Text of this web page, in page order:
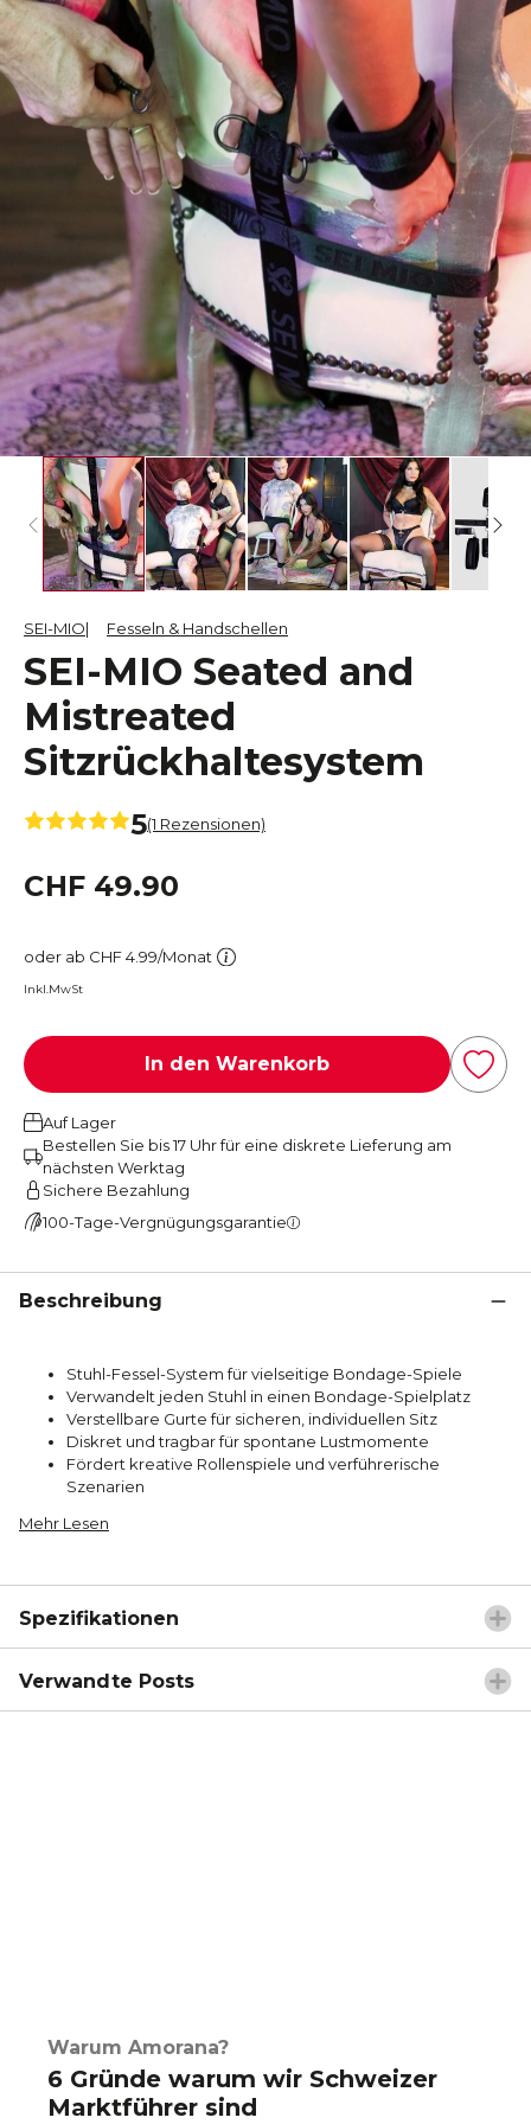
SEI-MIO Fesseln & Handschellen
SEI-MIO Seated and
Mistreated
Sitzrückhaltesystem
5(1 Rezensionen)
CHF 49.90
oder ab CHF 4.99/Monat
Inkl.MwSt
In den Warenkorb
Auf Lager
Bestellen Sie bis 17 Uhr für eine diskrete Lieferung am
nächsten Werktag
Sichere Bezahlung
100-Tage-Vergnügungsgarantie
Beschreibung
Stuhl-Fessel-System für vielseitige Bondage-Spiele
Verwandelt jeden Stuhl in einen Bondage-Spielplatz
Verstellbare Gurte für sicheren, individuellen Sitz
Diskret und tragbar für spontane Lustmomente
Fördert kreative Rollenspiele und verführerische
Szenarien
Mehr Lesen
Spezifikationen
Verwandte Posts
Warum Amorana?
6 Gründe warum wir Schweizer
Marktführer sind